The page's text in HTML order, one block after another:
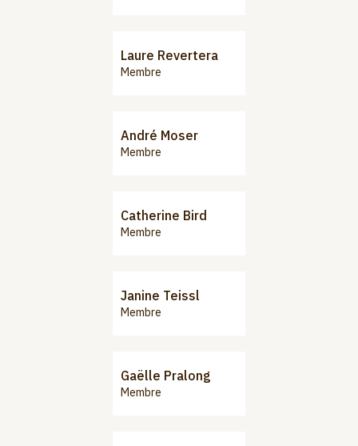
Laure Revertera
Membre
André Moser
Membre
Catherine Bird
Membre
Janine Teissl
Membre
Gaëlle Pralong
Membre